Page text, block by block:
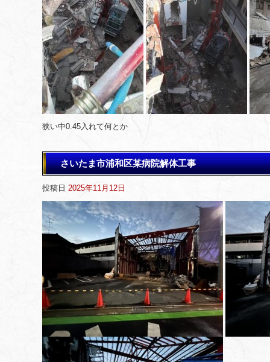
狭い中0.45入れて何とか
さいたま市浦和区某病院解体工事
投稿日 2025年11月12日